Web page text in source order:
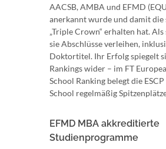
AACSB, AMBA und EFMD
anerkannt wurde und damit die
„Triple Crown“ erhalten hat. Als
sie Abschlüsse verleihen,
Doktortitel. Ihr Erfolg spiegelt
Rankings wider – im FT
School Ranking belegt die
School regelmäßig
EFMD MBA akkreditierte
Studienprogramme